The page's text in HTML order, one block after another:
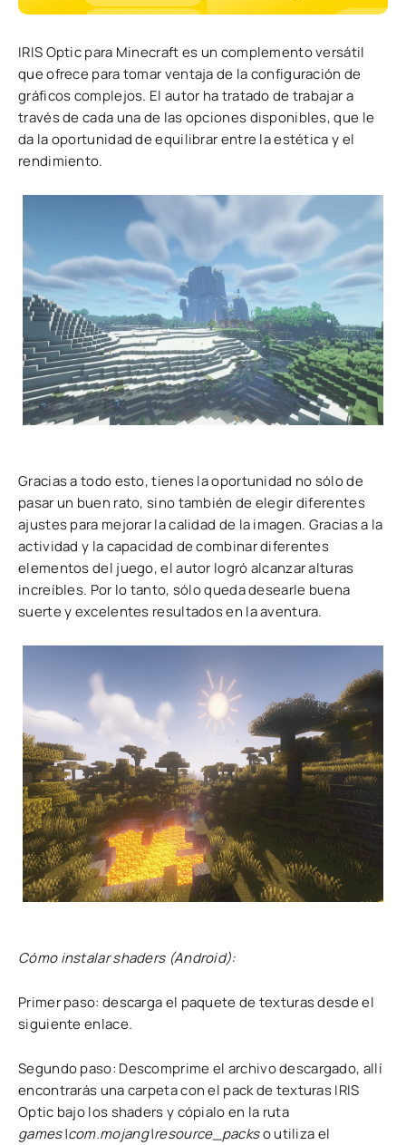
IRIS Optic para Minecraft es un complemento versátil
que ofrece para tomar ventaja de la configuración de
gráficos complejos. El autor ha tratado de trabajar a
través de cada una de las opciones disponibles, que le
da la oportunidad de equilibrar entre la estética y el
rendimiento.
Gracias a todo esto, tienes la oportunidad no sólo de
pasar un buen rato, sino también de elegir diferentes
ajustes para mejorar la calidad de la imagen. Gracias a la
actividad y la capacidad de combinar diferentes
elementos del juego, el autor logró alcanzar alturas
increíbles. Por lo tanto, sólo queda desearle buena
suerte y excelentes resultados en la aventura.
Cómo instalar shaders (Android):
Primer paso: descarga el paquete de texturas desde el
siguiente enlace.
Segundo paso: Descomprime el archivo descargado, allí
encontrarás una carpeta con el pack de texturas IRIS
Optic bajo los shaders y cópialo en la ruta
games\com.mojang\resource_packso utiliza el